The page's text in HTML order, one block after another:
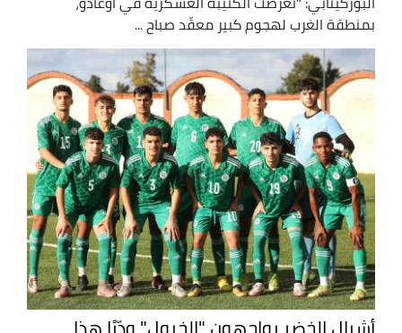
بمنطقة الغرب لهجوم كبير معقّد صباح ...